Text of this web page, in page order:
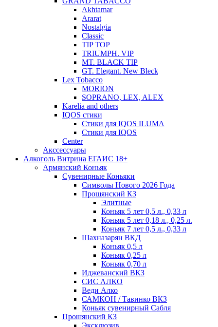
Akhtamar
Ararat
Nostalgia
Classic
TIP TOP
TRIUMPH. VIP
MT. BLACK TIP
GT. Elegant. New Bleck
Lex Tobacco
MORION
SOPRANO, LEX, ALEX
Karelia and others
IQOS стики
Стики для IQOS ILUMA
Стики для IQOS
Сenter
Акссессуары
Алкоголь Витрина ЕГАИС 18+
Армянский Коньяк
Сувенирные Коньяки
Символы Нового 2026 Года
Прошянский КЗ
Элитные
Коньяк 5 лет 0,5 л., 0,33 л
Коньяк 5 лет 0,18 л., 0,25 л.
Коньяк 7 лет 0,5 л., 0,33 л
Шахназарян ВКД
Коньяк 0,5 л
Коньяк 0,25 л
Коньяк 0,70 л
Иджеванский ВКЗ
СИС АЛКО
Веди Алко
САМКОН / Тавинко ВКЗ
Коньяк сувенирный Сабля
Прошянский КЗ
Эксклюзив